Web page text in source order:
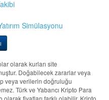
Simülasyonu
olarak kurları site
Doğabilecek zararlar veya
veya verilerin doğruluğu
Türk ve Yabancı Kripto Para
olarak fiyatları farklı olabilir. Kripto